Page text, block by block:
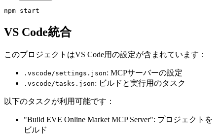
npm start
VS Code統合
このプロジェクトはVS Code用の設定が含まれています：
.vscode/settings.json: MCPサーバーの設定
.vscode/tasks.json: ビルドと実行用のタスク
以下のタスクが利用可能です：
"Build EVE Online Market MCP Server": プロジェクトを
ビルド